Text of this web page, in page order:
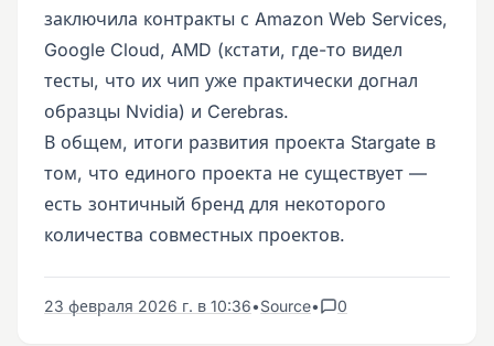
заключила контракты с Amazon Web Services,
Google Cloud, AMD (кстати, где-то видел
тесты, что их чип уже практически догнал
образцы Nvidia) и Cerebras.
В общем, итоги развития проекта Stargate в
том, что единого проекта не существует —
есть зонтичный бренд для некоторого
количества совместных проектов.
23 февраля 2026 г. в 10:36•Source• 0